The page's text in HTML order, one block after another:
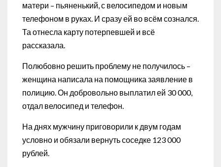
матери – пьяненький, с велосипедом и новым
телефоном в руках. И сразу ей во всём сознался.
Та отнесла карту потерпевшей и всё
рассказала.
Полюбовно решить проблему не получилось –
женщина написала на помощника заявление в
полицию. Он добровольно выплатил ей 30 000,
отдал велосипед и телефон.
На днях мужчину приговорили к двум годам
условно и обязали вернуть соседке 123 000
рублей.